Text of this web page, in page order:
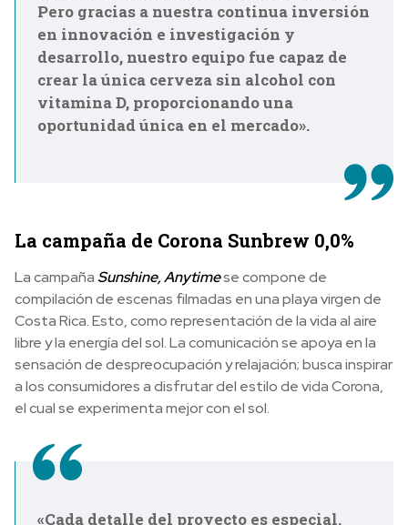
Pero gracias a nuestra continua inversión
en innovación e investigación y
desarrollo, nuestro equipo fue capaz de
crear la única cerveza sin alcohol con
vitamina D, proporcionando una
oportunidad única en el mercado».
La campaña de Corona Sunbrew 0,0%
La campañaSunshine, Anytimese compone de
compilación de escenas filmadas en una playa virgen de
Costa Rica. Esto, como representación de la vida al aire
libre y la energía del sol. La comunicación se apoya en la
sensación de despreocupación y relajación; busca inspirar
a los consumidores a disfrutar del estilo de vida Corona,
el cual se experimenta mejor con el sol.
«Cada detalle del proyecto es especial.